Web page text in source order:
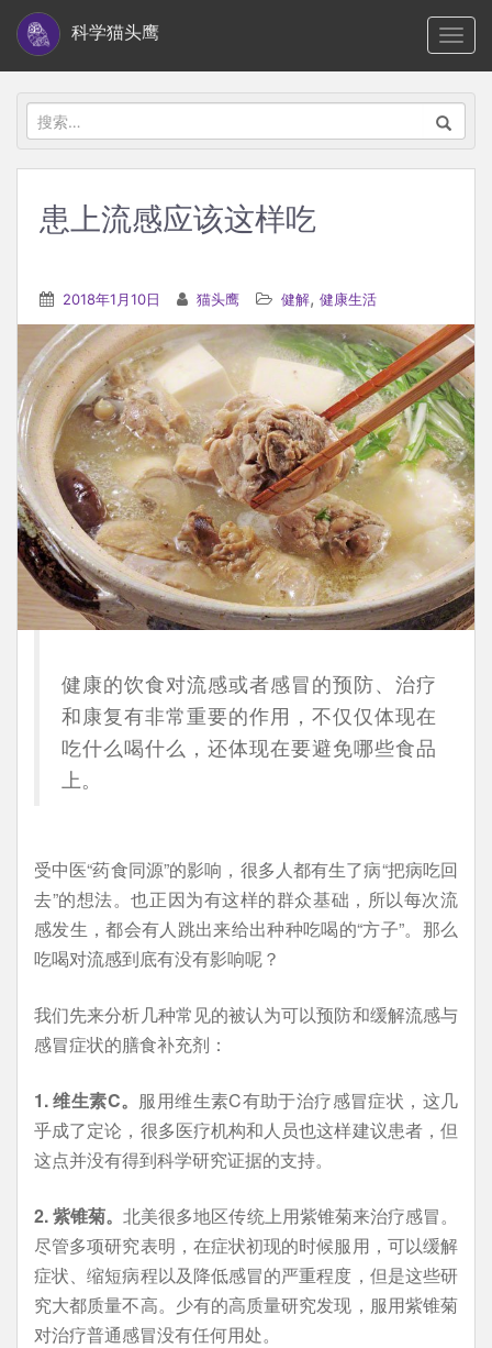
i
科学猫头鹰
搜
索：
患上流感应该这样吃
2018年1月10日 猫头鹰 健解, 健康生活
健康的饮食对流感或者感冒的预防、治疗
和康复有非常重要的作用，不仅仅体现在
吃什么喝什么，还体现在要避免哪些食品
上。
受中医“药食同源”的影响，很多人都有生了病“把病吃回
去”的想法。也正因为有这样的群众基础，所以每次流
感发生，都会有人跳出来给出种种吃喝的“方子”。那么
吃喝对流感到底有没有影响呢？
我们先来分析几种常见的被认为可以预防和缓解流感与
感冒症状的膳食补充剂：
1. 维生素C。 服用维生素C有助于治疗感冒症状，这几
乎成了定论，很多医疗机构和人员也这样建议患者，但
这点并没有得到科学研究证据的支持。
2. 紫锥菊。北美很多地区传统上用紫锥菊来治疗感冒。
尽管多项研究表明，在症状初现的时候服用，可以缓解
症状、缩短病程以及降低感冒的严重程度，但是这些研
究大都质量不高。少有的高质量研究发现，服用紫锥菊
对治疗普通感冒没有任何用处。